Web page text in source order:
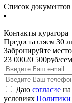
Список документов
Контакты куратора
Предоставляем 30
Забронируйте
23 00020 500руб/
Даю согласие на
условиях Политики